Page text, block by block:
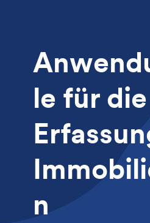
le für die
n